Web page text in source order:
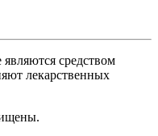
средством
лекарственных